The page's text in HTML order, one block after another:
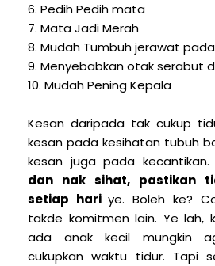
6. Pedih Pedih mata
7. Mata Jadi Merah
8. Mudah Tumbuh jerawat
9. Menyebabkan otak serabut
10. Mudah Pening Kepala
Kesan daripada tak cukup
kesan pada kesihatan tubuh
kesan juga pada kecantikan.
dan nak sihat, pastikan
setiap hariye. Boleh ke?
takde komitmen lain. Ye lah,
ada anak kecil mungkin
cukupkan waktu tidur. Tapi